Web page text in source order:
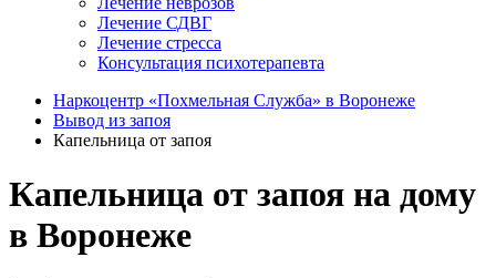
Лечение СДВГ
Лечение стресса
Консультация психотерапевта
Наркоцентр «Похмельная Служба» в Воронеже
Вывод из запоя
Капельница от запоя
Капельница от запоя на дому
в Воронеже